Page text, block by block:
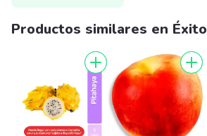
Productos similares en Éxito